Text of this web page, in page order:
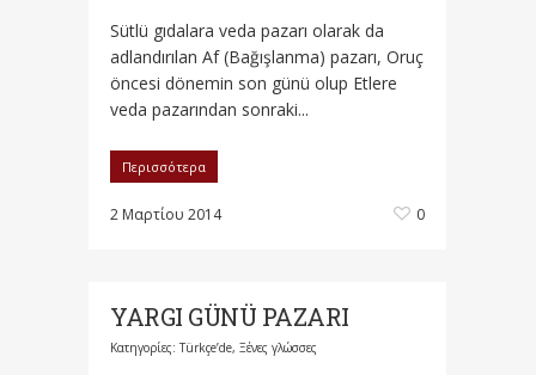
Sütlü gıdalara veda pazarı olarak da
adlandırılan Af (Bağışlanma) pazarı, Oruç
öncesi dönemin son günü olup Etlere
veda pazarından sonraki...
Περισσότερα
2 Μαρτίου 2014 0
YARGI GÜNÜ PAZARI
Κατηγορίες:Türkçe’de, Ξένες γλώσσες